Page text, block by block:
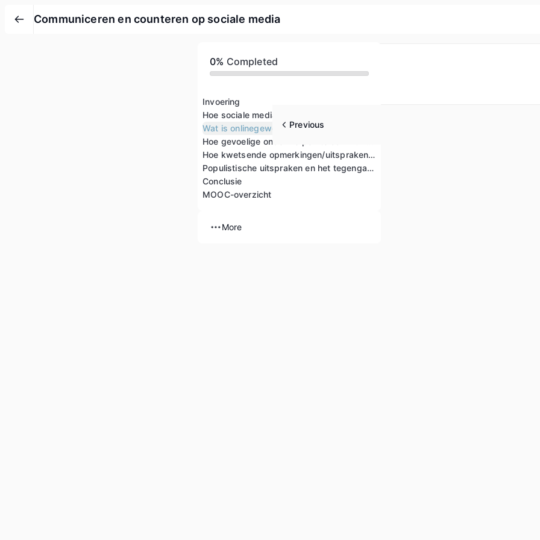
Communiceren en counteren op sociale media
0% Completed
Invoering
Hoe sociale media werken
Wat is onlinegeweld
Hoe kwetsende opmerkingen/uitspraken tegen te gaan
Populistische uitspraken en het tegengaan ervan op sociale media
Conclusie
MOOC-overzicht
More
Previous